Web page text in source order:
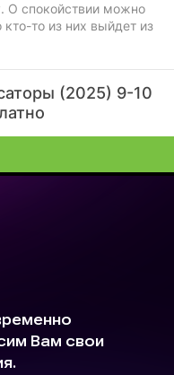
О спокойствии можно
то из них выйдет из
(2025) 9-10